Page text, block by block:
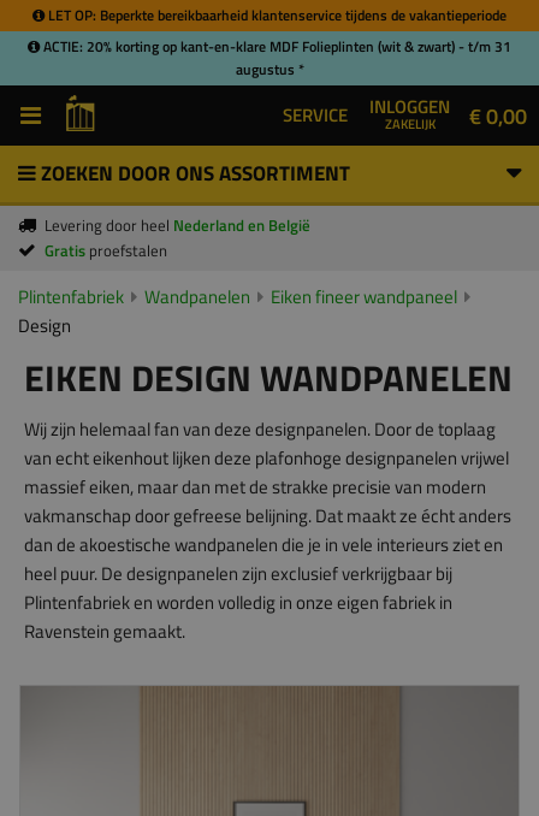
LET OP: Beperkte bereikbaarheid klantenservice tijdens de vakantieperiode
ACTIE: 20% korting op kant-en-klare MDF Folieplinten (wit & zwart) - t/m 31
augustus *
SERVICE INLOGGEN
ZAKELIJK € 0,00
ZOEKEN DOOR ONS ASSORTIMENT
Levering door heel Nederland en België
Gratis proefstalen
Plintenfabriek Wandpanelen
Eiken fineer wandpaneel
Design
EIKEN DESIGN WANDPANELEN
Wij zijn helemaal fan van deze designpanelen. Door de toplaag
van echt eikenhout lijken deze plafonhoge designpanelen vrijwel
massief eiken, maar dan met de strakke precisie van modern
vakmanschap door gefreese belijning. Dat maakt ze écht anders
dan de akoestische wandpanelen die je in vele interieurs ziet en
heel puur. De designpanelen zijn exclusief verkrijgbaar bij
Plintenfabriek en worden volledig in onze eigen fabriek in
Ravenstein gemaakt.